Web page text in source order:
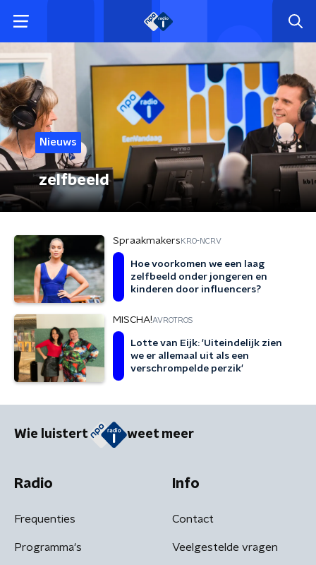
Nieuws
zelfbeeld
Spraakmakers KRO-NCRV
Hoe voorkomen we een laag
zelfbeeld onder jongeren en
kinderen door influencers?
MISCHA!AVROTROS
Lotte van Eijk: 'Uiteindelijk zien
we er allemaal uit als een
verschrompelde perzik'
Wie luistert weet meer
Radio
Frequenties
Programma's
Info
Contact
Veelgestelde vragen